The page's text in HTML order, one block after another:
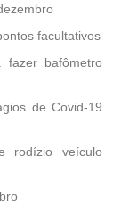
facultativos
bafômetro
de Covid-19
rodízio veículo